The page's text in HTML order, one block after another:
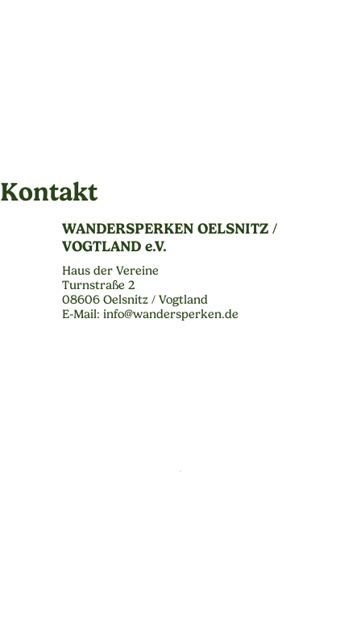
Kontakt
WANDERSPERKEN OELSNITZ /
VOGTLAND e.V.
Haus der Vereine
Turnstraße 2
08606 Oelsnitz / Vogtland
E-Mail: info@wandersperken.de